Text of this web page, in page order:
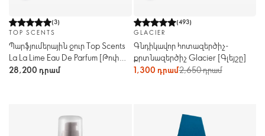
(3)
TOP SCENTS
Պարֆյումերային ջուր Top Scents
La La Lime Eau De Parfum [Թոփ
Սենթս Լա Լա Լայմ]
28,200 դրամ
(493)
GLACIER
Գնդիկավոր հոտազերծիչ-
քրտնազերծիչ Glacier [Գլեյշը]
1,300 դրամ2,650 դրամ